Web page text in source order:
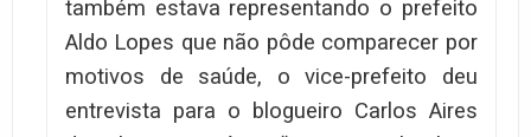
também estava representando o prefeito
Aldo Lopes que não pôde comparecer por
motivos de saúde, o vice-prefeito deu
entrevista para o blogueiro Carlos Aires